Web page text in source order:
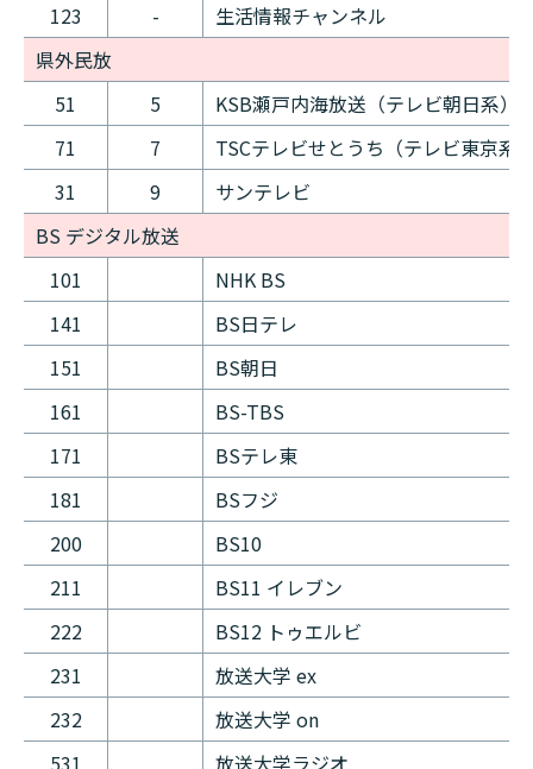
123
-
生活情報チャンネル
県外民放
51
5
KSB瀬戸内海放送（テレビ朝日系）
71
7
TSCテレビせとうち（テレビ東京系
31
9
サンテレビ
BS デジタル放送
101
NHK BS
141
BS日テレ
151
BS朝日
161
BS-TBS
171
BSテレ東
181
BSフジ
200
BS10
211
BS11 イレブン
222
BS12 トゥエルビ
231
放送大学 ex
232
放送大学 on